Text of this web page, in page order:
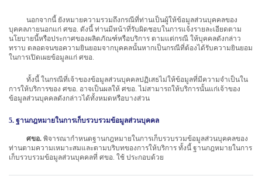
นอกจากนี้ ยังหมายความรวมถึงกรณีที่ท่านเป็นผู้ให้ข้อมูลส่วนบุคคลของ
บุคคลภายนอกแก่ ศขอ. ดังนี้ ท่านมีหน้าที่รับผิดชอบในการแจ้งรายละเอียดตาม
นโยบายนี้หรือประกาศของผลิตภัณฑ์หรือบริการ ตามแต่กรณี ให้บุคคลดังกล่าว
ทราบ ตลอดจนขอความยินยอมจากบุคคลนั้นหากเป็นกรณีที่ต้องได้รับความยินยอม
ในการเปิดเผยข้อมูลแก่ ศขอ.
ทั้งนี้ ในกรณีที่เจ้าของข้อมูลส่วนบุคคลปฏิเสธไม่ให้ข้อมูลที่มีความจำเป็นใน
การให้บริการของ ศขอ. อาจเป็นผลให้ ศขอ. ไม่สามารถให้บริการนั้นแก่เจ้าของ
ข้อมูลส่วนบุคคลดังกล่าวได้ทั้งหมดหรือบางส่วน
5. ฐานกฎหมายในการเก็บรวบรวมข้อมูลส่วนบุคคล
ศขอ. พิจารณากำหนดฐานกฎหมายในการเก็บรวบรวมข้อมูลส่วนบุคคลของ
ท่านตามความเหมาะสมและตามบริบทของการให้บริการ ทั้งนี้ ฐานกฎหมายในการ
เก็บรวบรวมข้อมูลส่วนบุคคลที่ ศขอ. ใช้ ประกอบด้วย